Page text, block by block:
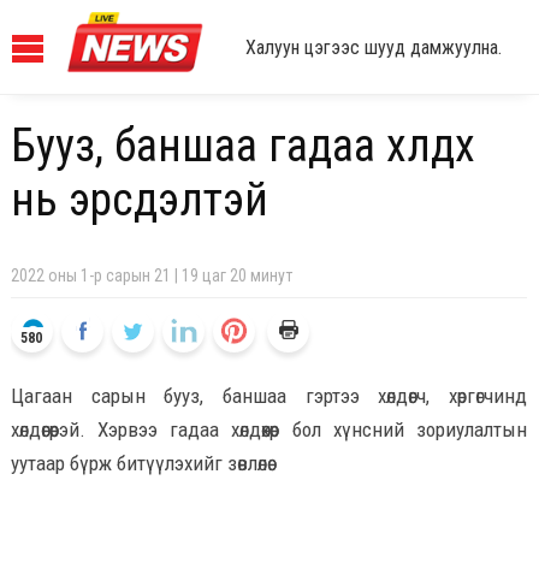
Халуун цэгээс шууд дамжуулна.
Бууз, баншаа гадаа хөлдөөх
нь эрсдэлтэй
2022 оны 1-р сарын 21 | 19 цаг 20 минут
580
Цагаан сарын бууз, баншаа гэртээ хөлдөөгч, хөргөгчиндөө
хөлдөөгөөрэй. Хэрвээ гадаа хөлдөөхөөр бол хүнсний зориулалтын
уутаар бүрж битүүлэхийг зөвлөлөө.